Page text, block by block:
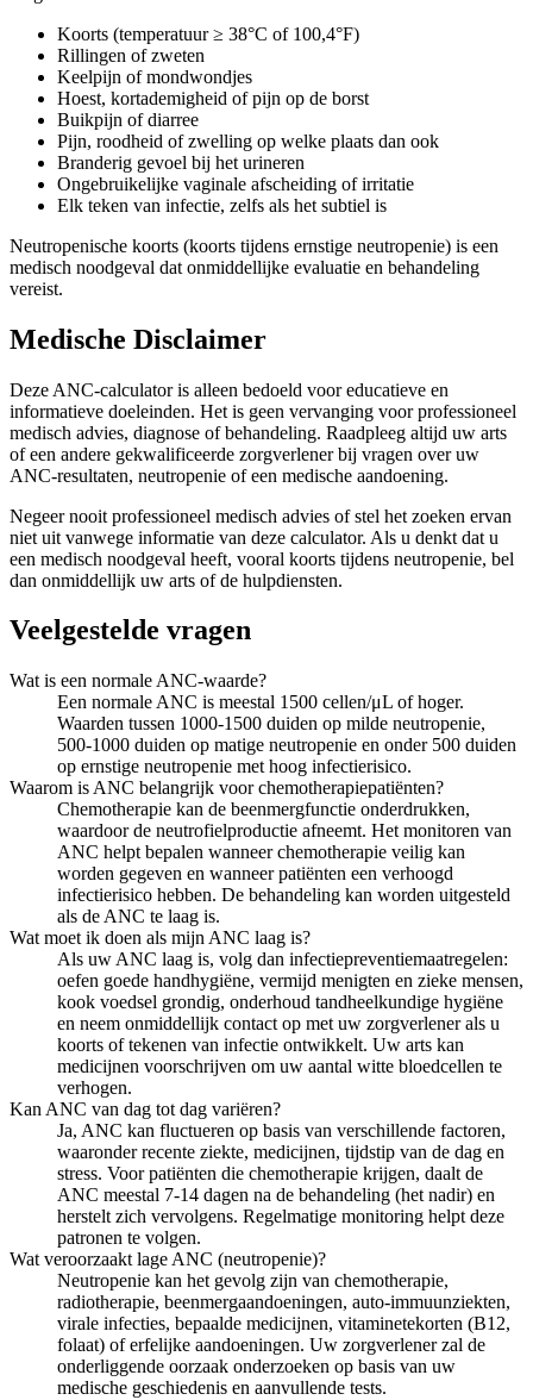
Koorts (temperatuur ≥ 38°C of 100,4°F)
Rillingen of zweten
Keelpijn of mondwondjes
Hoest, kortademigheid of pijn op de borst
Buikpijn of diarree
Pijn, roodheid of zwelling op welke plaats dan ook
Branderig gevoel bij het urineren
Ongebruikelijke vaginale afscheiding of irritatie
Elk teken van infectie, zelfs als het subtiel is
Neutropenische koorts (koorts tijdens ernstige neutropenie) is een
medisch noodgeval dat onmiddellijke evaluatie en behandeling
vereist.
Medische Disclaimer
Deze ANC-calculator is alleen bedoeld voor educatieve en
informatieve doeleinden. Het is geen vervanging voor professioneel
medisch advies, diagnose of behandeling. Raadpleeg altijd uw arts
of een andere gekwalificeerde zorgverlener bij vragen over uw
ANC-resultaten, neutropenie of een medische aandoening.
Negeer nooit professioneel medisch advies of stel het zoeken ervan
niet uit vanwege informatie van deze calculator. Als u denkt dat u
een medisch noodgeval heeft, vooral koorts tijdens neutropenie, bel
dan onmiddellijk uw arts of de hulpdiensten.
Veelgestelde vragen
Wat is een normale ANC-waarde?
Een normale ANC is meestal 1500 cellen/μL of hoger.
Waarden tussen 1000-1500 duiden op milde neutropenie,
500-1000 duiden op matige neutropenie en onder 500 duiden
op ernstige neutropenie met hoog infectierisico.
Waarom is ANC belangrijk voor chemotherapiepatiënten?
Chemotherapie kan de beenmergfunctie onderdrukken,
waardoor de neutrofielproductie afneemt. Het monitoren van
ANC helpt bepalen wanneer chemotherapie veilig kan
worden gegeven en wanneer patiënten een verhoogd
infectierisico hebben. De behandeling kan worden uitgesteld
als de ANC te laag is.
Wat moet ik doen als mijn ANC laag is?
Als uw ANC laag is, volg dan infectiepreventiemaatregelen:
oefen goede handhygiëne, vermijd menigten en zieke mensen,
kook voedsel grondig, onderhoud tandheelkundige hygiëne
en neem onmiddellijk contact op met uw zorgverlener als u
koorts of tekenen van infectie ontwikkelt. Uw arts kan
medicijnen voorschrijven om uw aantal witte bloedcellen te
verhogen.
Kan ANC van dag tot dag variëren?
Ja, ANC kan fluctueren op basis van verschillende factoren,
waaronder recente ziekte, medicijnen, tijdstip van de dag en
stress. Voor patiënten die chemotherapie krijgen, daalt de
ANC meestal 7-14 dagen na de behandeling (het nadir) en
herstelt zich vervolgens. Regelmatige monitoring helpt deze
patronen te volgen.
Wat veroorzaakt lage ANC (neutropenie)?
Neutropenie kan het gevolg zijn van chemotherapie,
radiotherapie, beenmergaandoeningen, auto-immuunziekten,
virale infecties, bepaalde medicijnen, vitaminetekorten (B12,
folaat) of erfelijke aandoeningen. Uw zorgverlener zal de
onderliggende oorzaak onderzoeken op basis van uw
medische geschiedenis en aanvullende tests.